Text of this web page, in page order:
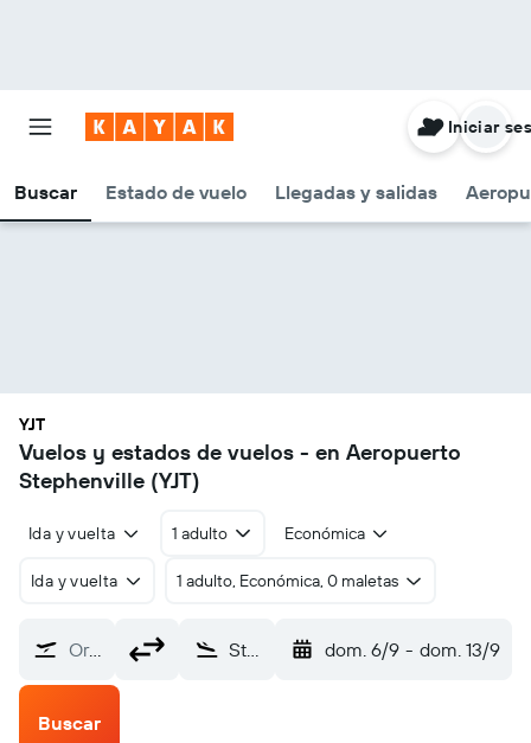
Buscar Estado de vuelo Llegadas y salidas
Iniciar
YJT
Vuelos y estados de vuelos - en Aeropuerto
Stephenville (YJT)
Ida y vuelta 1 adulto Económica
Ida y vuelta 1 adulto, Económica, 0 maletas
Origen Stephenville (YJT) dom. 6/9 - dom. 13/9
Buscar